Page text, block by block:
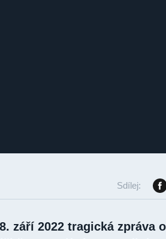
Sdílej:
září 2022 tragická zpráva